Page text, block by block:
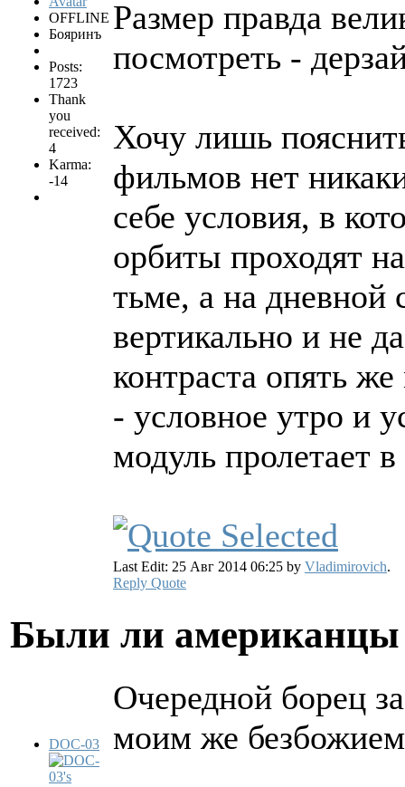
OFFLINE
Бояринъ
Posts:
1723
Thank
you
received:
4
Karma:
-14
Размер правда
посмотреть -
Хочу лишь
фильмов нет
себе условия, в
орбиты проходят
тьме, а на дневной
вертикально и не
контраста опять
- условное утро и
модуль пролетает
Last Edit: 25 Авг 2014 06:25 by Vladimirovich.
Reply Quote
Были ли
DOC-03
Очередной борец
моим же